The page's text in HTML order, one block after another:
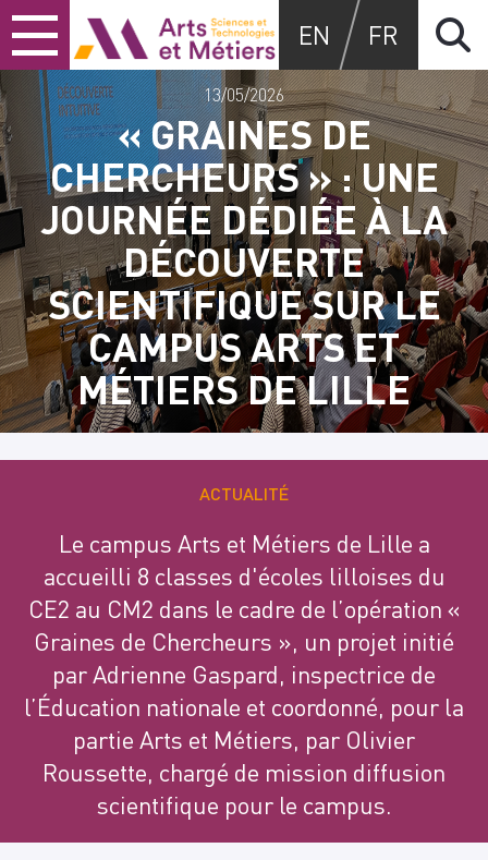
Skip
to
content
Skip
to
main
menu
Skip
to
search
Arts et métiers
EN FR
« GRAINES DE
CHERCHEURS » : UNE
JOURNÉE DÉDIÉE À LA
DÉCOUVERTE
SCIENTIFIQUE SUR LE
CAMPUS ARTS ET
MÉTIERS DE LILLE
13/05/2026
ACTUALITÉ
Le campus Arts et Métiers de Lille a
accueilli 8 classes d'écoles lilloises du
CE2 au CM2 dans le cadre de l’opération «
Graines de Chercheurs », un projet initié
par Adrienne Gaspard, inspectrice de
l’Éducation nationale et coordonné, pour la
partie Arts et Métiers, par Olivier
Roussette, chargé de mission diffusion
scientifique pour le campus.